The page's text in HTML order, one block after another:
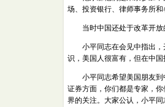
场、投资银行、律师事务所和
当时中国还处于改革开放
小平同志在会见中指出，
识，美国人很富有，但在中
小平同志希望美国朋友到
证券方面，你们都是专家，
界的关注。大家公认，小平